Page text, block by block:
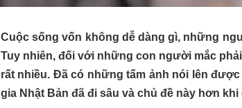
Cuộc sống vốn không dễ dàng gì, những
Tuy nhiên, đối với những con người mắc
rất nhiều. Đã có những tấm ảnh nói lên
gia Nhật Bản đã đi sâu và chủ đề này hơn